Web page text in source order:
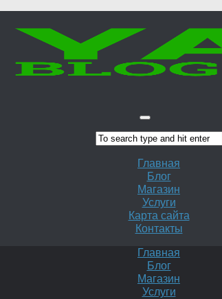
Главная
Блог
Магазин
Услуги
Карта сайта
Контакты
Главная
Блог
Магазин
Услуги